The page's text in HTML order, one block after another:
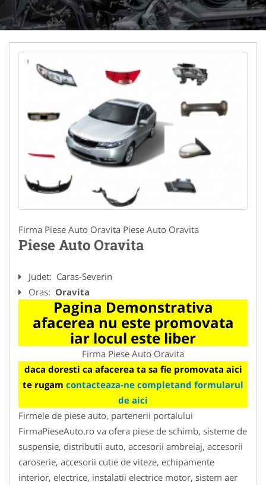
Firma Piese Auto Oravita Piese Auto Oravita
Piese Auto Oravita
Judet: Caras-Severin
Oras: Oravita
Pagina Demonstrativa
afacerea nu este promovata
iar locul este liber
Firma Piese Auto Oravita
daca doresti ca afacerea ta sa fie promovata aici
te rugam contacteaza-ne completand formularul
de aici
Firmele de piese auto, partenerii portalului
FirmaPieseAuto.ro va ofera piese de schimb, sisteme de
suspensie, distributii auto, accesorii ambreiaj, accesorii
caroserie, accesorii cutie de viteze, echipamente
interior, electrice, instalatii electrice motor, sistem aer